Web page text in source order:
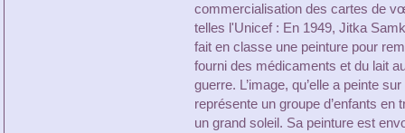
commercialisation des cartes de
telles l'Unicef : En 1949, Jitka
fait en classe une peinture pour
fourni des médicaments et du lait
guerre. L’image, qu’elle a peinte
représente un groupe d’enfants en
un grand soleil. Sa peinture est